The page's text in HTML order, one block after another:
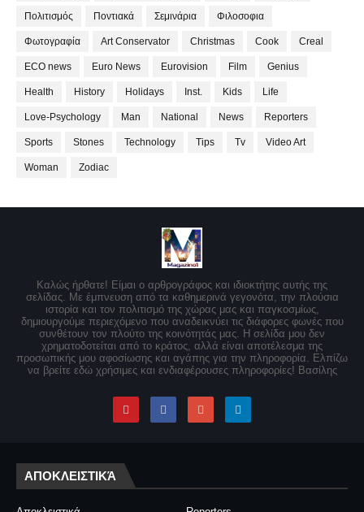
Πολιτισμός Ποντιακά Σεμινάρια Φιλοσοφια
Φωτογραφία Art Conservator Christmas Cook Creal
ECO news Euro News Eurovision Film Genius
Health History Holidays Inst. Kids Life
Love-Psychology Man National News Reporters
Sports Stones Technology Tips Tv Video Art
Woman Zodiac
Καλώς ήρθατε! Είμαι ο αρθρογράφος και ιδιοκτήτης αυτής της
σελίδας. Με έμπνευση από τα καθημερινά γεγονότα, την πλούσια
ιστορία και τον πολιτισμό της χώρας μας και παγκοσμίως,
δημιουργούμε περιεχόμενο που αναδεικνύει τις διάφορες φωνές που
συνθέτουν τον πλούτο της κοινότητάς μας. Η σελίδα μου δεν
χρηματοδοτείται από το κράτος, αλλά είναι αποτέλεσμα της
προσωπικής μου αφοσίωσης και αγάπης για την πληροφορία. Ελπίζω
να βρείτε εδώ χρήσιμες και ενδιαφέρουσες πληροφορίες! Βασίλης
ΑΠΟΚΛΕΙΣΤΙΚΆ